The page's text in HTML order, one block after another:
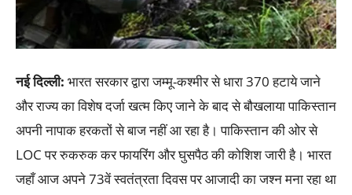
नई दिल्ली: भारत सरकार द्वारा जम्मू-कश्मीर से धारा 370 हटाये जाने
और राज्य का विशेष दर्जा खत्म किए जाने के बाद से बौखलाया पाकिस्तान
अपनी नापाक हरकतों से बाज नहीं आ रहा है। पाकिस्तान की ओर से
LOC पर रुकरुक कर फायरिंग और घुसपैठ की कोशिश जारी है। भारत
जहाँ आज अपने 73वें स्वतंत्रता दिवस पर आजादी का जश्न मना रहा था